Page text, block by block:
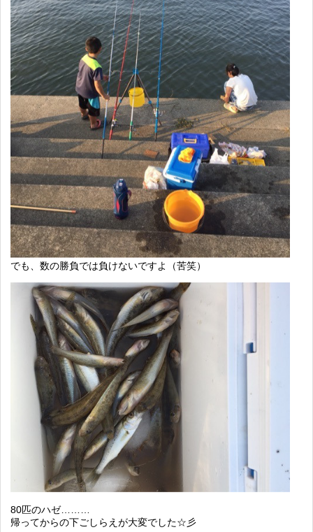
でも、数の勝負では負けないですよ（苦笑）
80匹のハゼ………
帰ってからの下ごしらえが大変でした☆彡